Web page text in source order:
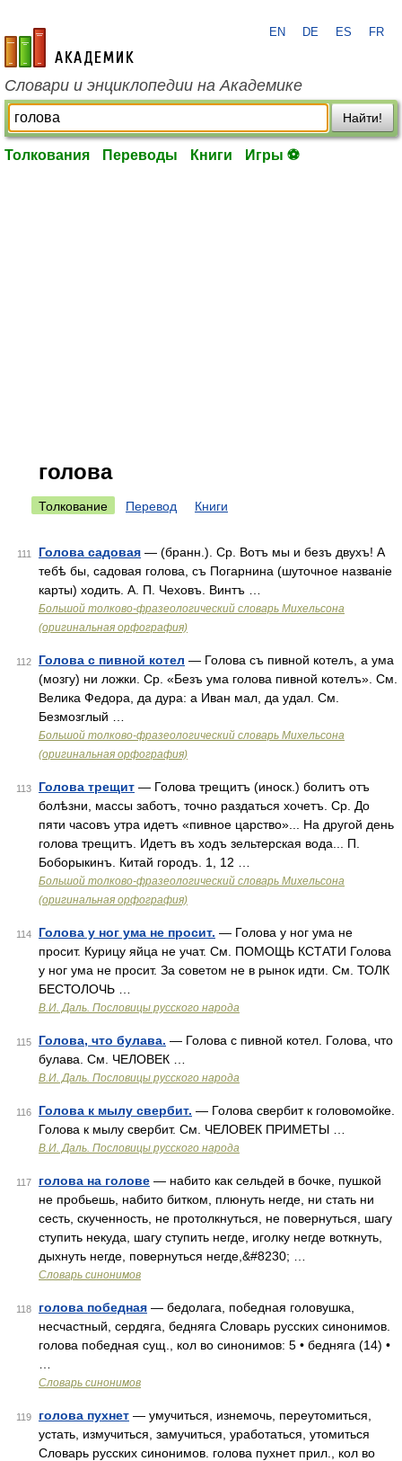
academic.ru
EN DE ES FR
Словари и энциклопедии на Академике
Найти!
Толкования Переводы Книги Игры ⚽
голова
Толкование Перевод Книги
111 Голова садовая — (бранн.). Ср. Вотъ мы и безъ двухъ! А
тебѣ бы, садовая голова, съ Погарнина (шуточное названіе
карты) ходить. А. П. Чеховъ. Винтъ …
Большой толково-фразеологический словарь Михельсона
(оригинальная орфография)
112 Голова с пивной котел — Голова съ пивной котелъ, а ума
(мозгу) ни ложки. Ср. «Безъ ума голова пивной котелъ». См.
Велика Федора, да дура: а Иван мал, да удал. См.
Безмозглый …
Большой толково-фразеологический словарь Михельсона
(оригинальная орфография)
113 Голова трещит — Голова трещитъ (иноск.) болитъ отъ
болѣзни, массы заботъ, точно раздаться хочетъ. Ср. До
пяти часовъ утра идетъ «пивное царство»... На другой день
голова трещитъ. Идетъ въ ходъ зельтерская вода... П.
Боборыкинъ. Китай городъ. 1, 12 …
Большой толково-фразеологический словарь Михельсона
(оригинальная орфография)
114 Голова у ног ума не просит. — Голова у ног ума не
просит. Курицу яйца не учат. См. ПОМОЩЬ КСТАТИ Голова
у ног ума не просит. За советом не в рынок идти. См. ТОЛК
БЕСТОЛОЧЬ …
В.И. Даль. Пословицы русского народа
115 Голова, что булава. — Голова с пивной котел. Голова, что
булава. См. ЧЕЛОВЕК …
В.И. Даль. Пословицы русского народа
116 Голова к мылу свербит. — Голова свербит к головомойке.
Голова к мылу свербит. См. ЧЕЛОВЕК ПРИМЕТЫ …
В.И. Даль. Пословицы русского народа
117 голова на голове — набито как сельдей в бочке, пушкой
не пробьешь, набито битком, плюнуть негде, ни стать ни
сесть, скученность, не протолкнуться, не повернуться, шагу
ступить некуда, шагу ступить негде, иголку негде воткнуть,
дыхнуть негде, повернуться негде,&#8230; …
Словарь синонимов
118 голова победная — бедолага, победная головушка,
несчастный, сердяга, бедняга Словарь русских синонимов.
голова победная сущ., кол во синонимов: 5 • бедняга (14) •
Словарь синонимов
119 голова пухнет — умучиться, изнемочь, переутомиться,
устать, измучиться, замучиться, уработаться, утомиться
Словарь русских синонимов. голова пухнет прил., кол во